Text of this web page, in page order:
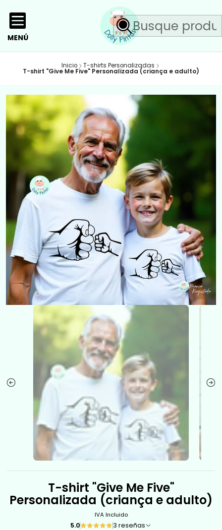
MENÚ
Inicio T-shirts Personalizadas
T-shirt "Give Me Five" Personalizada (criança e adulto)
T-shirt "Give Me Five"
Personalizada (criança e adulto)
IVA Incluido
5.0 3 reseñas